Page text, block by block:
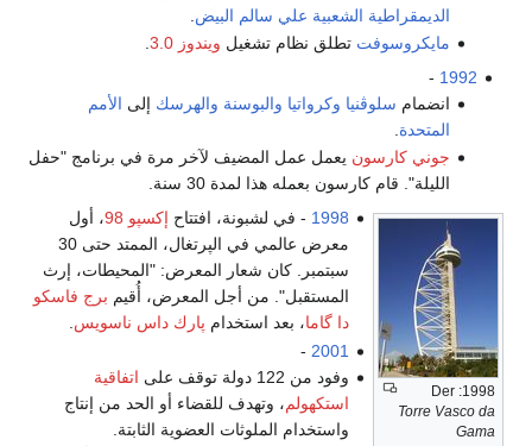
علي سالم البيض.
نظام تشغيلويندوز 3.0 .
والبوسنة والهرسكإلىالأمم
عمل المضيف لآخر مرة في برنامج "حفل
بعمله هذا لمدة 30 سنة.
1998- في لشبونة، افتتاح إكسپو 98
، أول
معرض عالمي في الپرتغال، الممتد حتى 30
سبتمبر. كان شعار المعرض: "المحيطات، إرث
المستقبل". من أجل المعرض، أُقيم برج فاسكو
، بعد استخدامپارك داس ناسويس.
2001
-
وفود من 122 دولة توقف على
اتفاقية
استكهولم
، وتهدف للقضاء أو الحد من إنتاج
واستخدام الملوثات العضوية الثابتة.